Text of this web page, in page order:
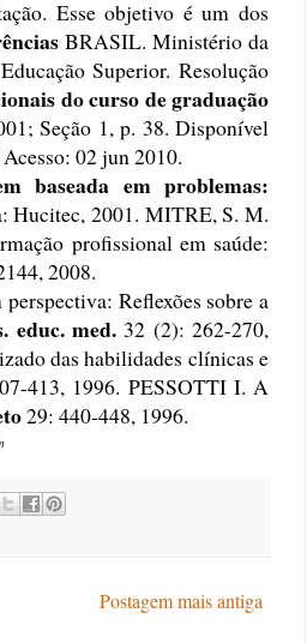
Esse objetivo é um dos
BRASIL. Ministério da
Superior. Resolução
do curso de graduação
Seção 1, p. 38. Disponível
Acesso: 02 jun 2010.
baseada em problemas:
Hucitec, 2001. MITRE, S. M.
profissional em saúde:
2008.
Reflexões sobre a
educ. med. 32 (2): 262-270,
das habilidades clínicas e
413, 1996. PESSOTTI I. A
29: 440-448, 1996.
Postagem mais antiga